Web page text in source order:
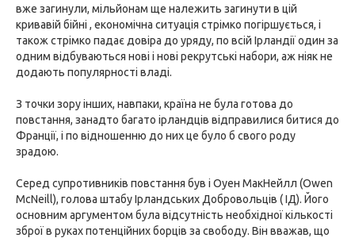
вже загинули, мільйонам ще належить загинути в цій
кривавій бійні , економічна ситуація стрімко погіршується, і
також стрімко падає довіра до уряду, по всій Ірландії один за
одним відбуваються нові і нові рекрутські набори, аж ніяк не
додають популярності владі.
З точки зору інших, навпаки, країна не була готова до
повстання, занадто багато ірландців відправилися битися до
Франції, і по відношенню до них це було б свого роду
зрадою.
Серед супротивників повстання був і Оуен МакНейлл (Owen
McNeill), голова штабу Ірландських Добровольців ( ІД). Його
основним аргументом була відсутність необхідної кількості
зброї в руках потенційних борців за свободу. Він вважав, що